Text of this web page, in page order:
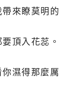
來瞭莫明的
頂入花蕊。
濕得那麼厲